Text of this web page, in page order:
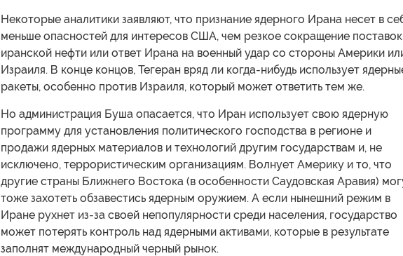
Некоторые аналитики заявляют, что признание ядерного Ирана несет в
меньше опасностей для интересов США, чем резкое сокращение поставок
иранской нефти или ответ Ирана на военный удар со стороны Америки
Израиля. В конце концов, Тегеран вряд ли когда-нибудь использует
ракеты, особенно против Израиля, который может ответить тем же.
Но администрация Буша опасается, что Иран использует свою ядерную
программу для установления политического господства в регионе и
продажи ядерных материалов и технологий другим государствам и, не
исключено, террористическим организациям. Волнует Америку и то, что
другие страны Ближнего Востока (в особенности Саудовская Аравия)
тоже захотеть обзавестись ядерным оружием. А если нынешний режим в
Иране рухнет из-за своей непопулярности среди населения, государство
может потерять контроль над ядерными активами, которые в результате
заполнят международный черный рынок.